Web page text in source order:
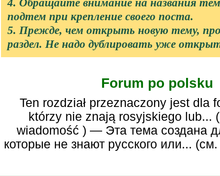
4. Обращайте внимание на названия
подтем при крепление своего поста.
5. Прежде, чем открыть новую тему,
раздел. Не надо дублировать уже
Forum po polsku
Ten rozdział przeznaczony jest dla forumowiczów,
którzy nie znają rosyjskiego lub...
wiadomość ) — Эта тема создана
которые не знают русского или...